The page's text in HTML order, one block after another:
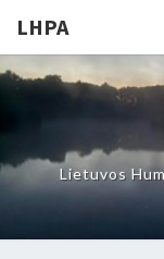
LHPA
Lietuvos